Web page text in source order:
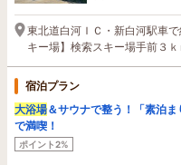
東北道白河ＩＣ・新白河駅車
キー場】検索スキー場手前３
宿泊プラン
大浴場＆サウナで整う！「素泊
で満喫！
ポイント2%